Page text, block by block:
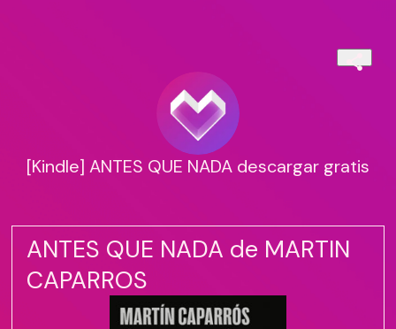
[Kindle] ANTES QUE NADA descargar gratis
ANTES QUE NADA de MARTIN
CAPARROS